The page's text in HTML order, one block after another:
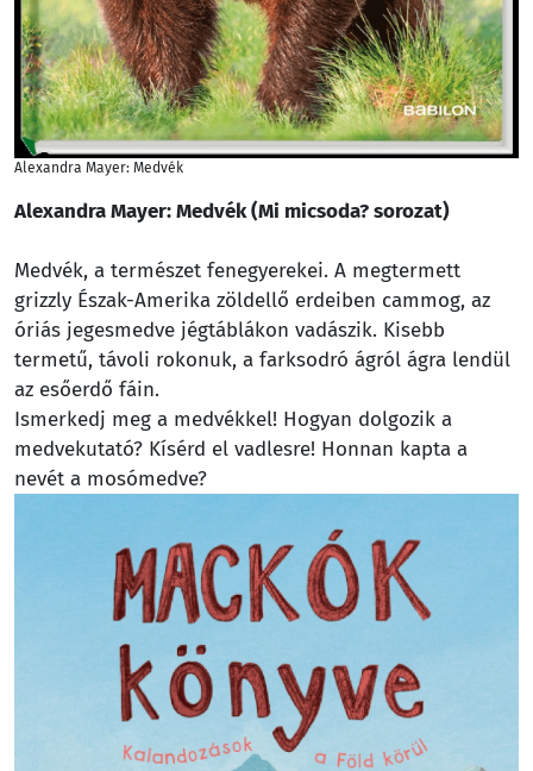
Alexandra Mayer: Medvék
Alexandra Mayer: Medvék (Mi micsoda? sorozat)
Medvék, a természet fenegyerekei. A megtermett
grizzly Észak-Amerika zöldellő erdeiben cammog, az
óriás jegesmedve jégtáblákon vadászik. Kisebb
termetű, távoli rokonuk, a farksodró ágról ágra lendül
az esőerdő fáin.
Ismerkedj meg a medvékkel! Hogyan dolgozik a
medvekutató? Kísérd el vadlesre! Honnan kapta a
nevét a mosómedve?